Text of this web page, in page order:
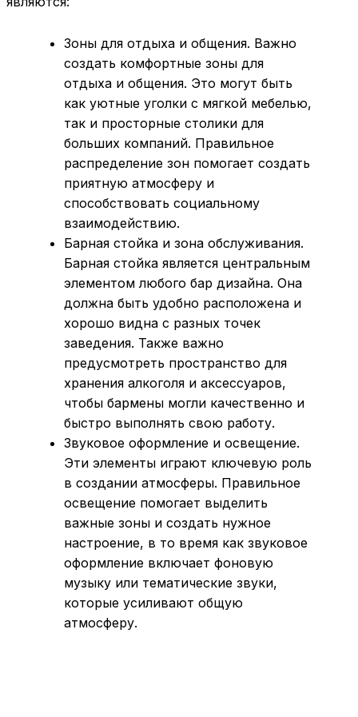
Зоны для отдыха и общения. Важно
создать комфортные зоны для
отдыха и общения. Это могут быть
как уютные уголки с мягкой мебелью,
так и просторные столики для
больших компаний. Правильное
распределение зон помогает создать
приятную атмосферу и
способствовать социальному
взаимодействию.
Барная стойка и зона обслуживания.
Барная стойка является центральным
элементом любого бар дизайна. Она
должна быть удобно расположена и
хорошо видна с разных точек
заведения. Также важно
предусмотреть пространство для
хранения алкоголя и аксессуаров,
чтобы бармены могли качественно и
быстро выполнять свою работу.
Звуковое оформление и освещение.
Эти элементы играют ключевую роль
в создании атмосферы. Правильное
освещение помогает выделить
важные зоны и создать нужное
настроение, в то время как звуковое
оформление включает фоновую
музыку или тематические звуки,
которые усиливают общую
атмосферу.